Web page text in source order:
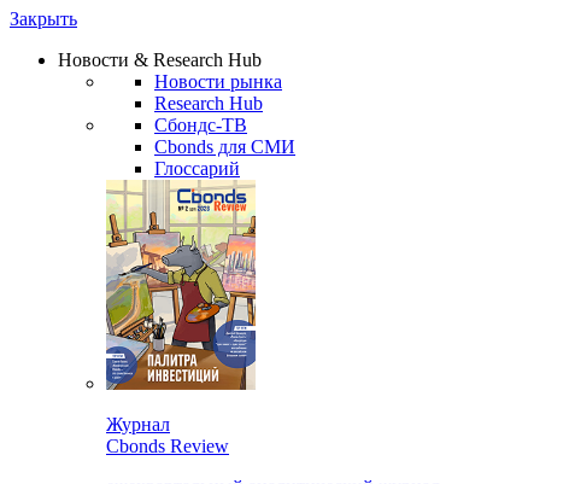
Надстройка XLS
Сбондс Люди
Новости & Research Hub
Новости рынка
Research Hub
Сбондс-ТВ
Cbonds для СМИ
Глоссарий